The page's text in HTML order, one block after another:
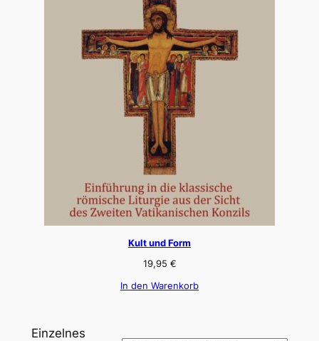
Kult und Form
19,95 €
In den Warenkorb
Einzelnes